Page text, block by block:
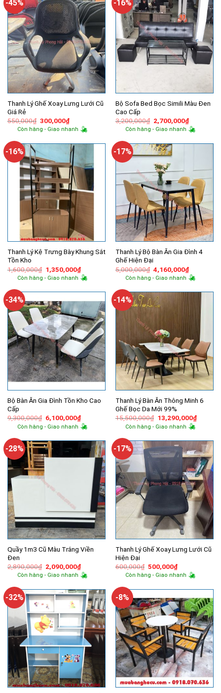
-45%
Thanh Lý Ghế Xoay Lưng Lưới Cũ
Giá Rẻ
550,000₫ Giá
gốc
là:
300,000₫Giá
hiện
tại
300,000₫.
Còn hàng - Giao nhanh
-16%
Bộ Sofa Bed Bọc Simili Màu Đen
Cao Cấp
3,200,000₫ Giá
gốc
là:
2,700,000₫Giá
hiện
tại
Còn hàng - Giao nhanh
-16%
Thanh Lý Kệ Trưng Bày Khung Sắt
Tồn Kho
1,600,000₫ Giá
gốc
là:
1,350,000₫Giá
hiện
tại
1,350,000₫.
Còn hàng - Giao nhanh
-17%
Thanh Lý Bộ Bàn Ăn Gia Đình 4
Ghế Hiện Đại
5,000,000₫ Giá
gốc
là:
4,160,000₫Giá
hiện
tại
Còn hàng - Giao nhanh
-34%
Bộ Bàn Ăn Gia Đình Tồn Kho Cao
Cấp
9,300,000₫ Giá
gốc
là:
6,100,000₫Giá
hiện
tại
6,100,000₫.
Còn hàng - Giao nhanh
-14%
Thanh Lý Bàn Ăn Thông Minh 6
Ghế Bọc Da Mới 99%
15,500,000₫ Giá
gốc
là:
13,290,000₫Giá
hiện
Còn hàng - Giao nhanh
-28%
Quầy 1m3 Cũ Màu Trắng Viền
Đen
2,890,000₫ Giá
gốc
là:
2,090,000₫Giá
hiện
tại
2,090,000₫.
Còn hàng - Giao nhanh
-17%
Thanh Lý Ghế Xoay Lưng Lưới Cũ
Hiện Đại
600,000₫ Giá
gốc
là:
500,000₫Giá
hiện
tại
500,000₫.
Còn hàng - Giao nhanh
-32% -8%